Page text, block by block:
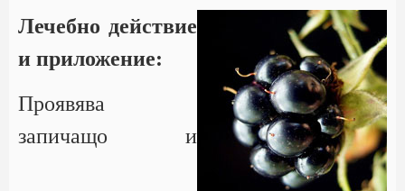
Лечебно действие
и приложение:
Проявява
запичащо и